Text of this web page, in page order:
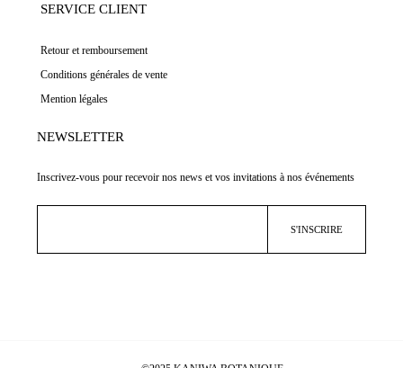
SERVICE CLIENT
Retour et remboursement
Conditions générales de vente
Mention légales
NEWSLETTER
Inscrivez-vous pour recevoir nos news et vos invitations à nos événements